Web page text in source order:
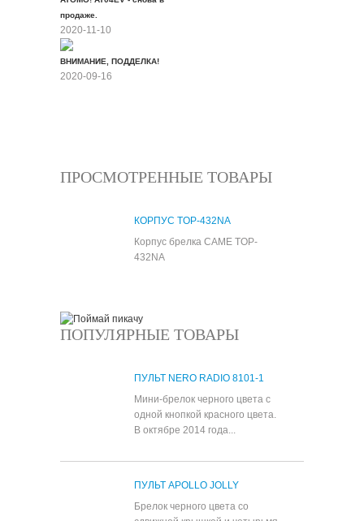
продаже.
2020-11-10
ВНИМАНИЕ, ПОДДЕЛКА!
2020-09-16
ПРОСМОТРЕННЫЕ ТОВАРЫ
КОРПУС TOP-432NA
Корпус брелка CAME TOP-
432NA
ПОПУЛЯРНЫЕ ТОВАРЫ
ПУЛЬТ NERO RADIO 8101-1
Мини-брелок черного цвета с
одной кнопкой красного цвета.
В октябре 2014 года...
ПУЛЬТ APOLLO JOLLY
Брелок черного цвета со